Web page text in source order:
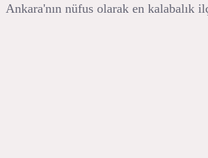
Ankara'nın nüfus olarak en kalabalık